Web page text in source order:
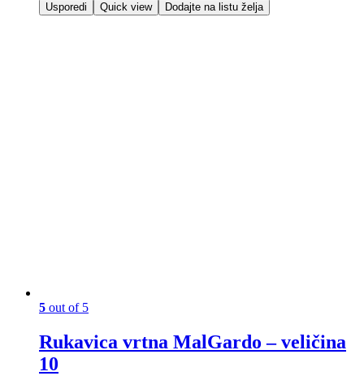
Usporedi Quick view Dodajte na listu želja
5 out of 5
Rukavica vrtna MalGardo – veličina
10